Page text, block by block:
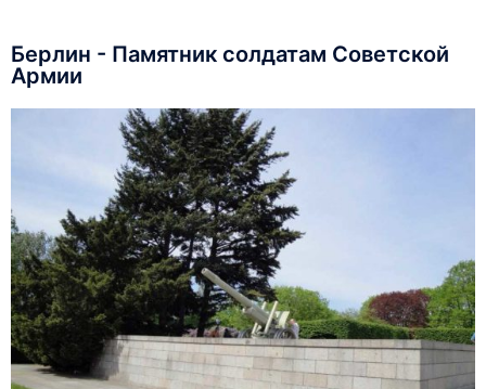
Берлин - Памятник солдатам Советской
Армии